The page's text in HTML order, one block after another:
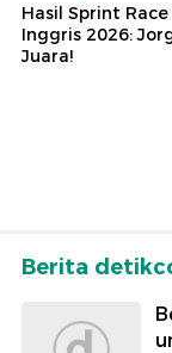
Hasil Sprint
Inggris 2026:
Juara!
Berita